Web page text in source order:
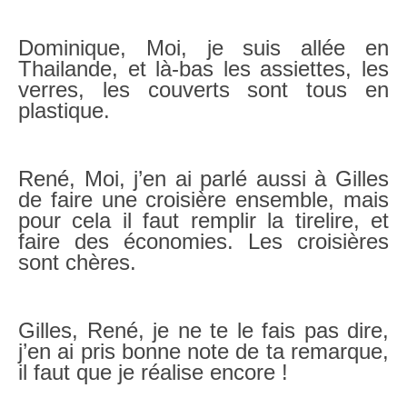
Dominique, Moi, je suis allée en
Thailande, et là-bas les assiettes, les
verres, les couverts sont tous en
plastique.
René, Moi, j’en ai parlé aussi à Gilles
de faire une croisière ensemble, mais
pour cela il faut remplir la tirelire, et
faire des économies. Les croisières
sont chères.
Gilles, René, je ne te le fais pas dire,
j’en ai pris bonne note de ta remarque,
il faut que je réalise encore !